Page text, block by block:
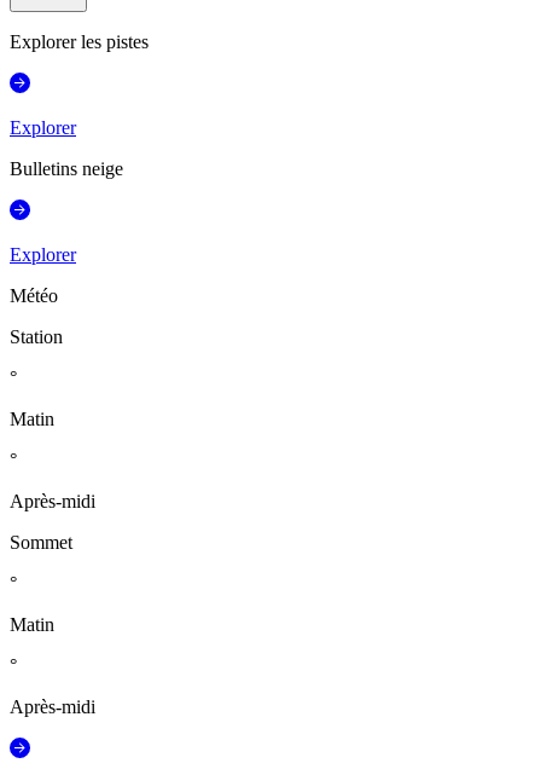
Explorer les pistes
Explorer
Bulletins neige
Explorer
Météo
Station
°
Matin
°
Après-midi
Sommet
°
Matin
°
Après-midi